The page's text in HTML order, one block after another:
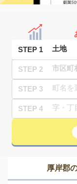
STEP 1
STEP 2
STEP 3
STEP 4
厚岸郡